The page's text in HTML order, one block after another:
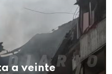
a veinte